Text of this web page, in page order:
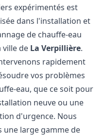
expérimentés est
dans l'installation et
de chauffe-eau
ville de La Verpillière.
rapidement
vos problèmes
eau, que ce soit pour
neuve ou une
d'urgence. Nous
une large gamme de